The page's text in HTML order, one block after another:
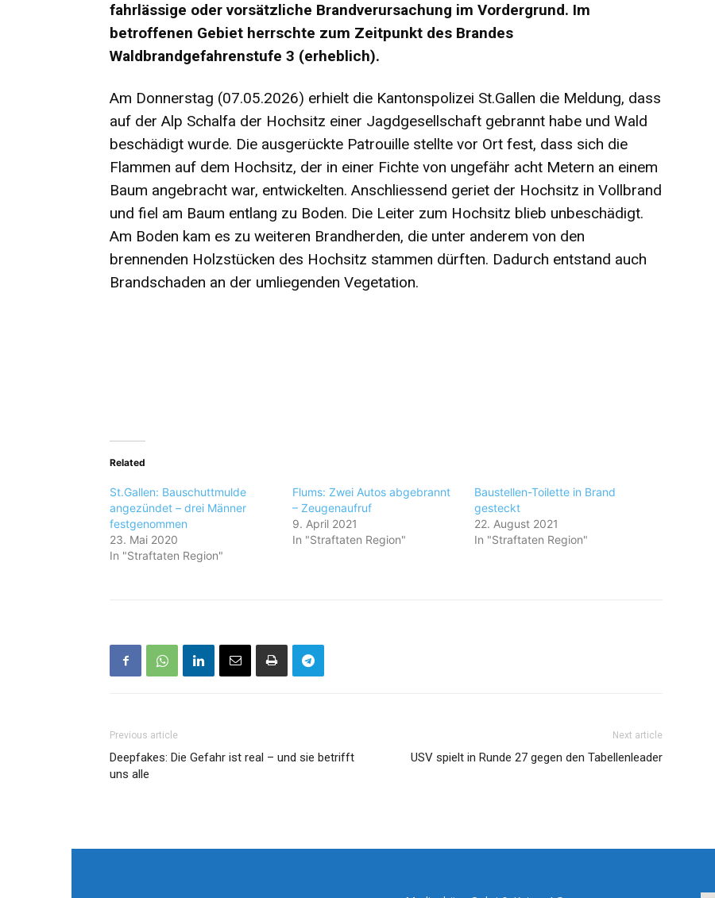
fahrlässige oder vorsätzliche Brandverursachung im Vordergrund. Im
betroffenen Gebiet herrschte zum Zeitpunkt des Brandes
Waldbrandgefahrenstufe 3 (erheblich).
Am Donnerstag (07.05.2026) erhielt die Kantonspolizei St.Gallen die Meldung, dass
auf der Alp Schalfa der Hochsitz einer Jagdgesellschaft gebrannt habe und Wald
beschädigt wurde. Die ausgerückte Patrouille stellte vor Ort fest, dass sich die
Flammen auf dem Hochsitz, der in einer Fichte von ungefähr acht Metern an einem
Baum angebracht war, entwickelten. Anschliessend geriet der Hochsitz in Vollbrand
und fiel am Baum entlang zu Boden. Die Leiter zum Hochsitz blieb unbeschädigt.
Am Boden kam es zu weiteren Brandherden, die unter anderem von den
brennenden Holzstücken des Hochsitz stammen dürften. Dadurch entstand auch
Brandschaden an der umliegenden Vegetation.
Related
St.Gallen: Bauschuttmulde
angezündet – drei Männer
festgenommen
23. Mai 2020
In "Straftaten Region"
Flums: Zwei Autos abgebrannt
– Zeugenaufruf
9. April 2021
In "Straftaten Region"
Baustellen-Toilette in Brand
gesteckt
22. August 2021
In "Straftaten Region"
Previous article
Deepfakes: Die Gefahr ist real – und sie betrifft
uns alle
Next article
USV spielt in Runde 27 gegen den Tabellenleader